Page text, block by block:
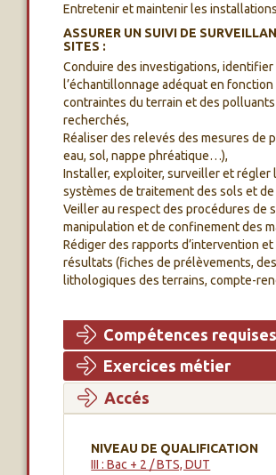
Entretenir et maintenir les
ASSURER UN SUIVI DE
SITES :
Conduire des investigations, identifier
l’échantillonnage adéquat en fonction
contraintes du terrain et des polluants
recherchés,
Réaliser des relevés des mesures de
eau, sol, nappe phréatique…),
Installer, exploiter, surveiller et régler
systèmes de traitement des sols et de
Veiller au respect des procédures de
manipulation et de confinement des
Rédiger des rapports d’intervention et
résultats (fiches de prélèvements,
lithologiques des terrains, compte-
Compétences requises
Exercices métier
Accés
NIVEAU DE QUALIFICATION
III : Bac + 2 / BTS, DUT